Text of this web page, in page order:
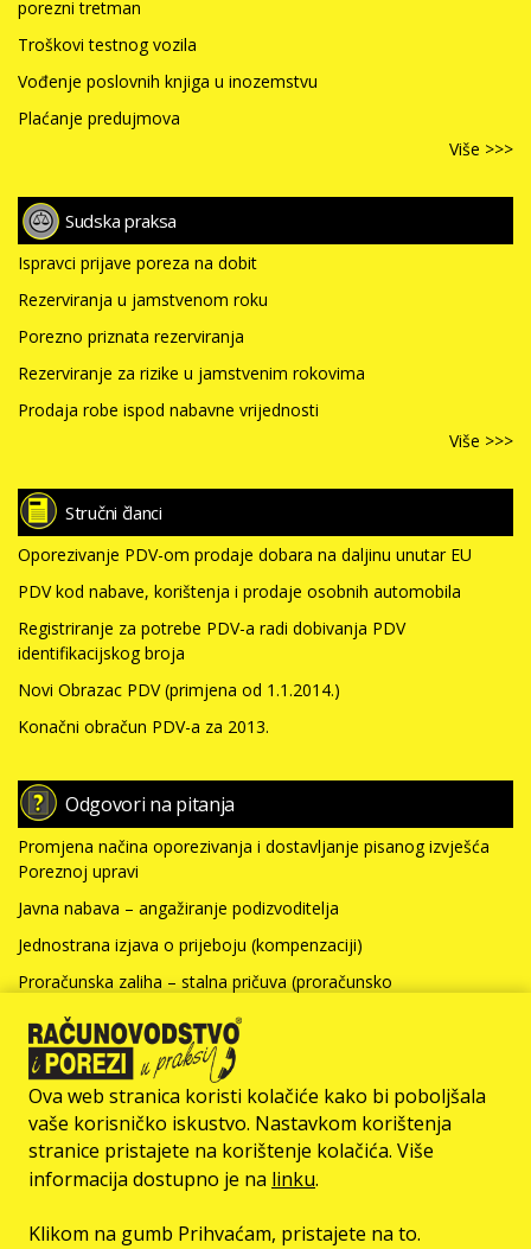
porezni tretman
Troškovi testnog vozila
Vođenje poslovnih knjiga u inozemstvu
Plaćanje predujmova
Više >>>
Sudska praksa
Ispravci prijave poreza na dobit
Rezerviranja u jamstvenom roku
Porezno priznata rezerviranja
Rezerviranje za rizike u jamstvenim rokovima
Prodaja robe ispod nabavne vrijednosti
Više >>>
Stručni članci
Oporezivanje PDV-om prodaje dobara na daljinu unutar EU
PDV kod nabave, korištenja i prodaje osobnih automobila
Registriranje za potrebe PDV-a radi dobivanja PDV
identifikacijskog broja
Novi Obrazac PDV (primjena od 1.1.2014.)
Konačni obračun PDV-a za 2013.
Odgovori na pitanja
Promjena načina oporezivanja i dostavljanje pisanog izvješća
Poreznoj upravi
Javna nabava – angažiranje podizvoditelja
Jednostrana izjava o prijeboju (kompenzaciji)
Proračunska zaliha – stalna pričuva (proračunsko
Nabavna vrijednost nefinancijske imovine i kamate za kredit
(neprofitno računovodstvo)
Više >>>
© Računovodstvo & Porezi član je
Ova web stranica koristi kolačiće kako bi poboljšala
vaše korisničko iskustvo. Nastavkom korištenja
stranice pristajete na korištenje kolačića. Više
informacija dostupno je na linku.
Klikom na gumb Prihvaćam, pristajete na to.